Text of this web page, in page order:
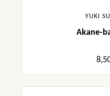
YUKI
Akane-